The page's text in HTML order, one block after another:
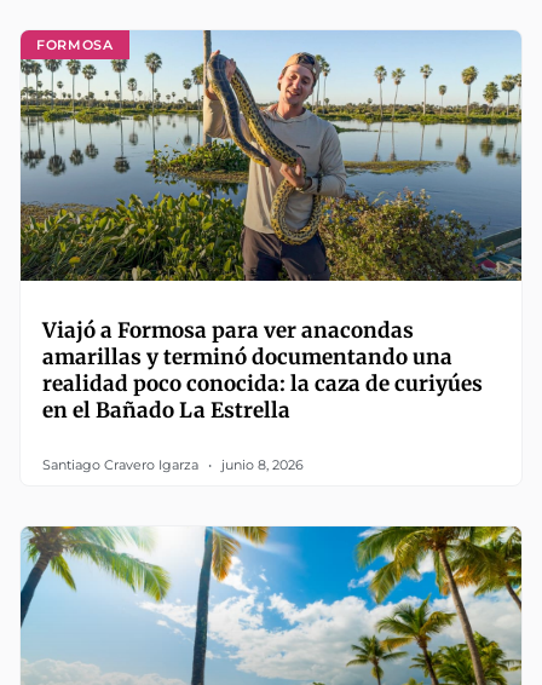
FORMOSA
Viajó a Formosa para ver anacondas
amarillas y terminó documentando una
realidad poco conocida: la caza de curiyúes
en el Bañado La Estrella
Santiago Cravero Igarza junio 8, 2026